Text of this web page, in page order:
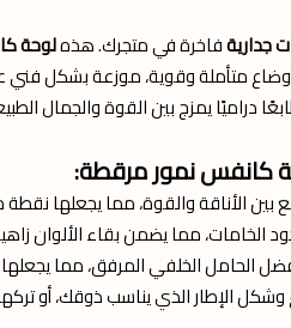
جداريةفاخرة في متجرك. هذهلوحة
متأملة وقوية، موزعة بشكل فني
دراميًا يمزج بين القوة والجمال
كانفس نمور مرقطة:
الأناقة والقوة، مما يجعلها
الخامات، مما يضمن بقاء الألوان
الحامل الخلفي المرفق، مما
وشكل الإطار الذي يناسب ذوقك، أو